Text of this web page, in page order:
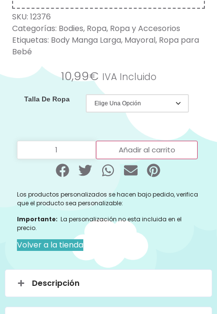
SKU: 12376
Categorías: Bodies, Ropa, Ropa y Accesorios
Etiquetas: Body Manga Larga, Mayoral, Ropa para
Bebé
10,99€ IVA Incluido
Talla De Ropa
Añadir al carrito
Los productos personalizados se hacen bajo pedido, verifica
que el producto sea personalizable:
Importante: La personalización no esta incluida en el
precio.
Volver a la tienda
Descripción